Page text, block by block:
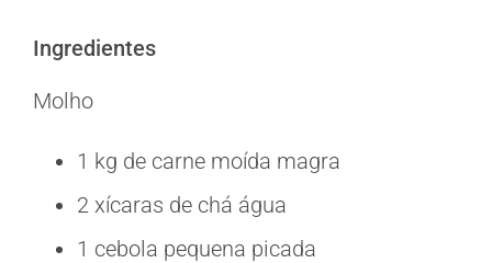
Ingredientes
Molho
1 kg de carne moída magra
2 xícaras de chá água
1 cebola pequena picada